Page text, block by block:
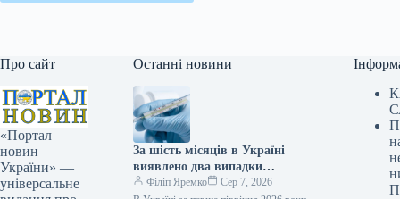
Про сайт
«Портал
новин
України» —
універсальне
Останні новини
За шість місяців в Україні
виявлено два випадки
лихоманки Західного Нілу.
Філіп Яремко
Сер 7, 2026